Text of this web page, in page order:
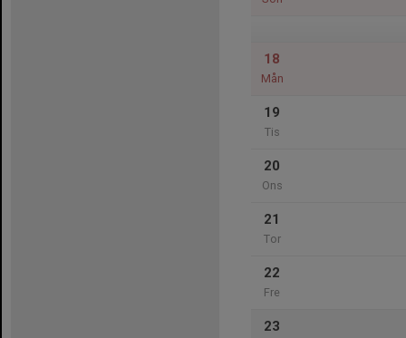
18
Mån
19
Tis
20
Ons
21
Tor
22
Fre
23